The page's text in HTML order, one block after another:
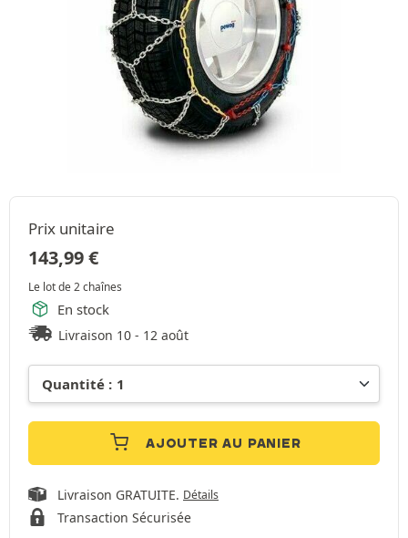
Prix unitaire
143,99€
Le lot de 2 chaînes
En stock
Livraison 10 - 12 août
AJOUTER AU PANIER
Livraison GRATUITE. Détails
Transaction Sécurisée